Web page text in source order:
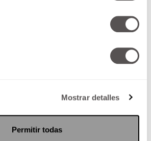
Mostrar detalles
Permitir todas
SEGUIR LEYENDO